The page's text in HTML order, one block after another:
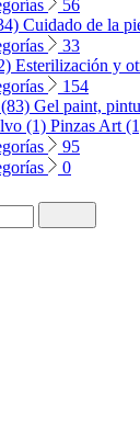
56
Cuidado de la
33
Esterilización y
154
Gel paint,
(1) Pinzas Art
95
0